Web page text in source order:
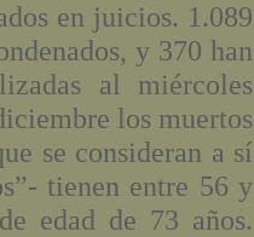
en juicios. 1.089
y 370 han
al miércoles
los muertos
se consideran a sí
tienen entre 56 y
edad de 73 años.